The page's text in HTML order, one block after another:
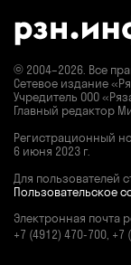
© 2004–2026. Все
Сетевое издание
Учредитель ООО
Главный редактор
Регистрационный
6 июня 2023 г.
Для пользователей
Пользовательское
Электронная почта
+7 (4912) 470-700, +7